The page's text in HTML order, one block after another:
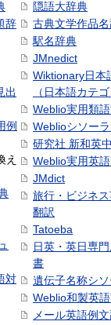
辞
出
例
え
対
隠語大辞典
古典文学作品
駅名辞典
JMnedict
Wiktionary日本
（日本語カテ
Weblio実用類
Weblioシソー
研究社 新和英
Weblio実用英
JMdict
旅行・ビジネ
翻訳
Tatoeba
日英・英日専
書
遺伝子名称シ
Weblio和製英
メール英語例